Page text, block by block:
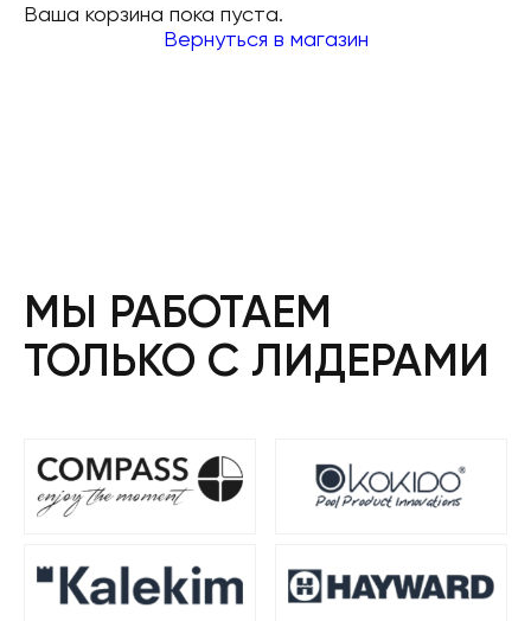
Ваша корзина пока пуста.
Вернуться в магазин
МЫ РАБОТАЕМ
ТОЛЬКО С ЛИДЕРАМИ